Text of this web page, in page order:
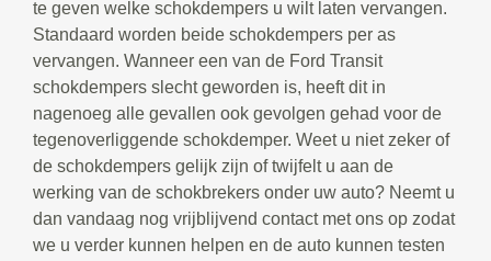
te geven welke schokdempers u wilt laten vervangen.
Standaard worden beide schokdempers per as
vervangen. Wanneer een van de Ford Transit
schokdempers slecht geworden is, heeft dit in
nagenoeg alle gevallen ook gevolgen gehad voor de
tegenoverliggende schokdemper. Weet u niet zeker of
de schokdempers gelijk zijn of twijfelt u aan de
werking van de schokbrekers onder uw auto? Neemt u
dan vandaag nog vrijblijvend contact met ons op zodat
we u verder kunnen helpen en de auto kunnen testen